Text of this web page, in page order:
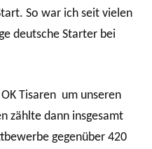
So war ich seit vielen
deutsche Starter bei
Tisaren um unseren
zählte dann insgesamt
gegenüber 420